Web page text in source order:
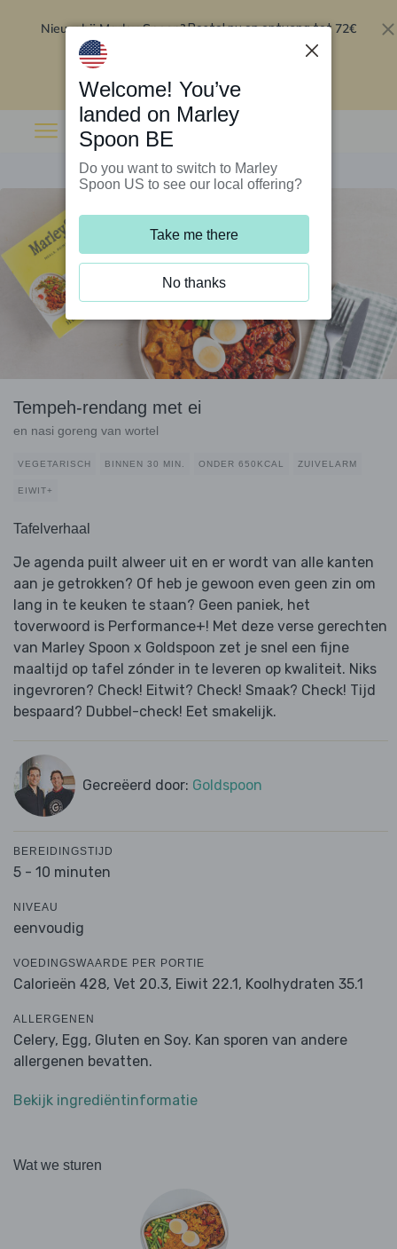
Nieuw bij Marley Spoon?Bestel nu en ontvang tot 72€
Tempeh-rendang met ei
en nasi goreng van wortel
VEGETARISCH BINNEN 30 MIN. ONDER 650KCAL ZUIVELARM
EIWIT+
Tafelverhaal
Je agenda puilt alweer uit en er wordt van alle kanten
aan je getrokken? Of heb je gewoon even geen zin om
lang in te keuken te staan? Geen paniek, het
toverwoord is Performance+! Met deze verse gerechten
van Marley Spoon x Goldspoon zet je snel een fijne
maaltijd op tafel zónder in te leveren op kwaliteit. Niks
ingevroren? Check! Eitwit? Check! Smaak? Check! Tijd
bespaard? Dubbel-check! Eet smakelijk.
Gecreëerd door: Goldspoon
BEREIDINGSTIJD
5 - 10 minuten
NIVEAU
eenvoudig
VOEDINGSWAARDE PER PORTIE
Calorieën 428, Vet 20.3, Eiwit 22.1, Koolhydraten 35.1
ALLERGENEN
Celery, Egg, Gluten en Soy. Kan sporen van andere
allergenen bevatten.
Bekijk ingrediëntinformatie
Wat we sturen
Welcome! You’ve
landed on Marley
Spoon BE
Do you want to switch to Marley
Spoon US to see our local offering?
Take me there
No thanks